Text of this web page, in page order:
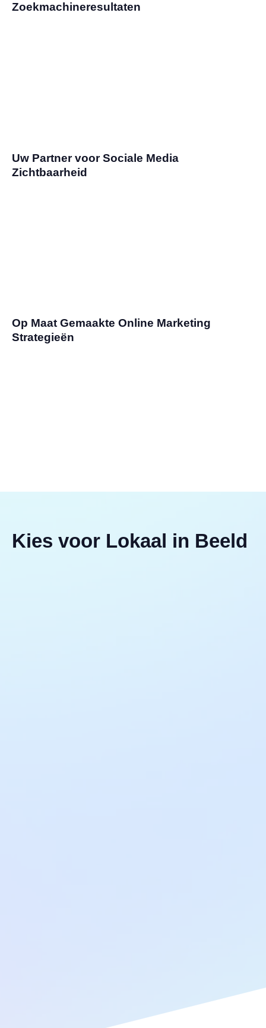
Zoekmachineresultaten
Uw Partner voor Sociale Media
Zichtbaarheid
Op Maat Gemaakte Online Marketing
Strategieën
Kies voor Lokaal in Beeld